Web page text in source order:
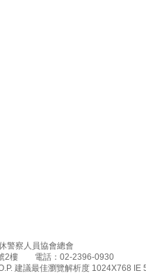
警察人員協會總會
號2樓 電話：02-2396-0930
建議最佳瀏覽解析度 1024X768 IE